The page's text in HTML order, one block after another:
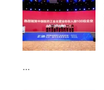
...